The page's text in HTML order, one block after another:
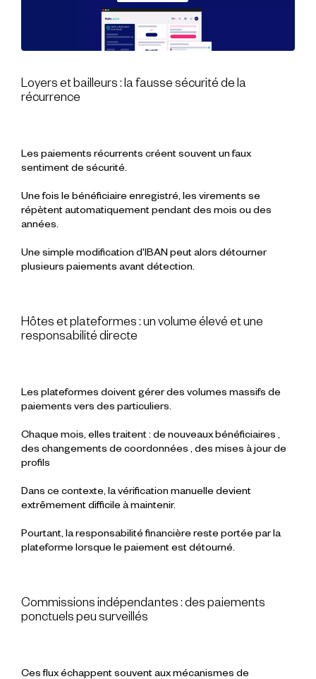
Loyers et bailleurs : la fausse sécurité de la
récurrence
Les paiements récurrents créent souvent un faux
sentiment de sécurité.
Une fois le bénéficiaire enregistré, les virements se
répètent automatiquement pendant des mois ou des
années.
Une simple modification d'IBAN peut alors détourner
plusieurs paiements avant détection.
Hôtes et plateformes : un volume élevé et une
responsabilité directe
Les plateformes doivent gérer des volumes massifs de
paiements vers des particuliers.
Chaque mois, elles traitent :de nouveaux bénéficiaires ,
des changements de coordonnées ,des mises à jour de
profils
Dans ce contexte, la vérification manuelle devient
extrêmement difficile à maintenir.
Pourtant, la responsabilité financière reste portée par la
plateforme lorsque le paiement est détourné.
Commissions indépendantes : des paiements
ponctuels peu surveillés
Ces flux échappent souvent aux mécanismes de